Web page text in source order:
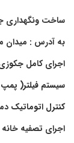
ساخت ونگهداری
به آدرس : میدان
اجرای کامل
سیستم فیلتر( پمپ
کنترل اتوماتیک
اجرای تصفیه خانه